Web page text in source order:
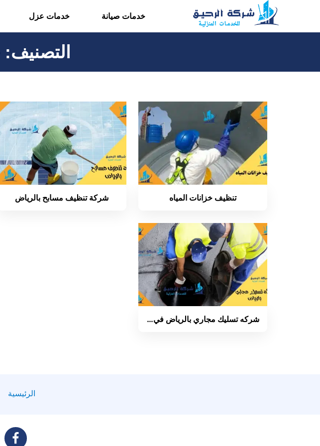
خدمات صيانة خدمات عزل
التصنيف:
تنظيف خزانات المياه شركة تنظيف مسابح بالرياض
شركه تسليك مجاري بالرياض في…
الرئيسية
تابعنا